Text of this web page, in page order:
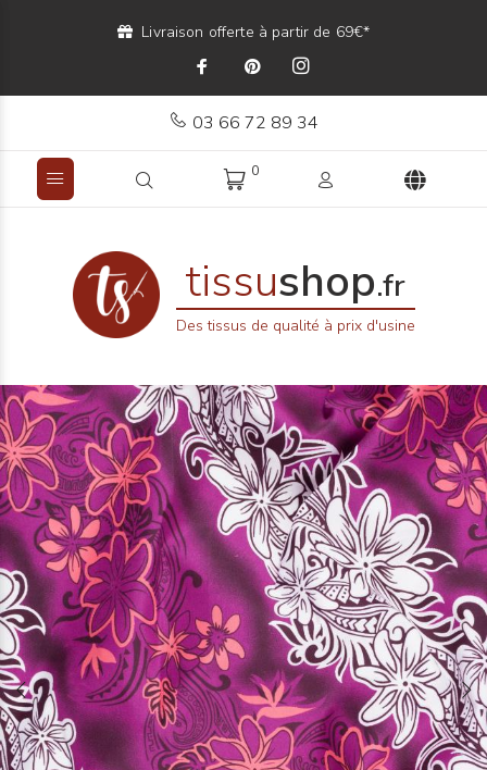
Livraison offerte à partir de 69€*
03 66 72 89 34
0
tissushop.fr
Des tissus de qualité à prix d'usine